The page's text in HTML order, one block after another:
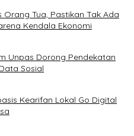
Orang Tua, Pastikan Tak Ada
Kendala Ekonomi
Unpas Dorong Pendekatan
Sosial
Kearifan Lokal Go Digital